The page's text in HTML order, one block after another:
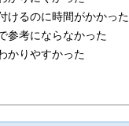
けるのに時間がかかった
参考にならなかった
かりやすかった